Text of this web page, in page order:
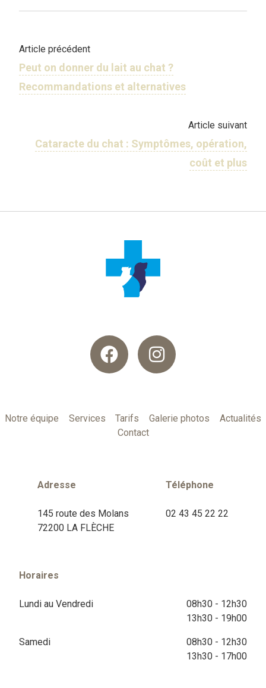
Article précédent
Peut on donner du lait au chat ?
Recommandations et alternatives
Article suivant
Cataracte du chat : Symptômes, opération,
coût et plus
Notre équipe Services Tarifs Galerie photos
Actualités
Contact
Adresse
145 route des Molans
72200 LA FLÈCHE
Téléphone
02 43 45 22 22
Horaires
Lundi au Vendredi
08h30 - 12h30
13h30 - 19h00
Samedi
08h30 - 12h30
13h30 - 17h00